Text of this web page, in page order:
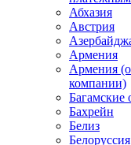
Абхазия
Австрия
Армения
Армения
компании)
Багамские
Бахрейн
Белиз
Белоруссия